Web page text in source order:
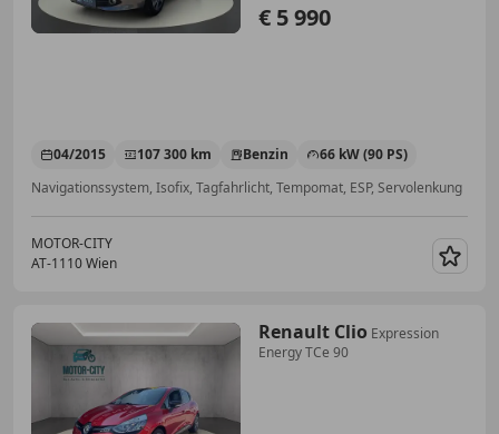
€ 5 990
04/2015 107 300 km Benzin
66 kW (90 PS)
Navigationssystem, Isofix, Tagfahrlicht, Tempomat, ESP, Servolenkung
MOTOR-CITY
AT-1110 Wien
Renault Clio Expression
Energy TCe 90